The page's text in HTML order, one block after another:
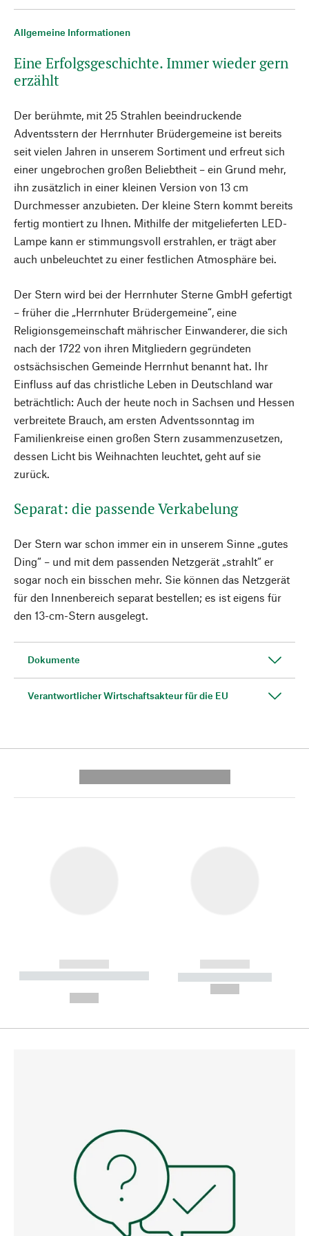
Allgemeine Informationen
Eine Erfolgsgeschichte. Immer wieder gern
erzählt
Der berühmte, mit 25 Strahlen beeindruckende
Adventsstern der Herrnhuter Brüdergemeine ist bereits
seit vielen Jahren in unserem Sortiment und erfreut sich
einer ungebrochen großen Beliebtheit – ein Grund mehr,
ihn zusätzlich in einer kleinen Version von 13 cm
Durchmesser anzubieten. Der kleine Stern kommt bereits
fertig montiert zu Ihnen. Mithilfe der mitgelieferten LED-
Lampe kann er stimmungsvoll erstrahlen, er trägt aber
auch unbeleuchtet zu einer festlichen Atmosphäre bei.
Der Stern wird bei der Herrnhuter Sterne GmbH gefertigt
– früher die „Herrnhuter Brüdergemeine“, eine
Religionsgemeinschaft mährischer Einwanderer, die sich
nach der 1722 von ihren Mitgliedern gegründeten
ostsächsischen Gemeinde Herrnhut benannt hat. Ihr
Einfluss auf das christliche Leben in Deutschland war
beträchtlich: Auch der heute noch in Sachsen und Hessen
verbreitete Brauch, am ersten Adventssonntag im
Familienkreise einen großen Stern zusammenzusetzen,
dessen Licht bis Weihnachten leuchtet, geht auf sie
zurück.
Separat: die passende Verkabelung
Der Stern war schon immer ein in unserem Sinne „gutes
Ding“ – und mit dem passenden Netzgerät „strahlt“ er
sogar noch ein bisschen mehr. Sie können das Netzgerät
für den Innenbereich separat bestellen; es ist eigens für
den 13-cm-Stern ausgelegt.
Dokumente
Verantwortlicher Wirtschaftsakteur für die EU
------------
----------- ----------- --------
------------
----------- -----------